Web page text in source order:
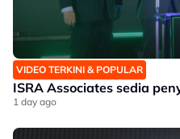
VIDEO TERKINI & POPULAR
ISRA Associates sedia
1 day ago